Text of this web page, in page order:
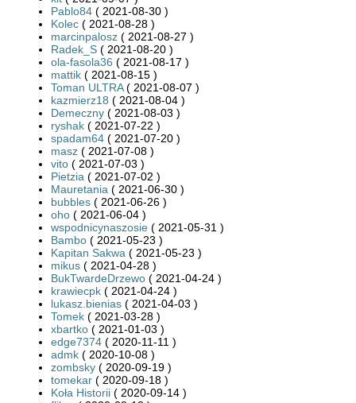
Pablo84 ( 2021-08-30 )
Kolec ( 2021-08-28 )
marcinpalosz ( 2021-08-27 )
Radek_S ( 2021-08-20 )
ola-fasola36 ( 2021-08-17 )
mattik ( 2021-08-15 )
Toman ULTRA( 2021-08-07 )
kazmierz18 ( 2021-08-04 )
Demeczny ( 2021-08-03 )
ryshak ( 2021-07-22 )
spadam64 ( 2021-07-20 )
masz ( 2021-07-08 )
vito ( 2021-07-03 )
Pietzia ( 2021-07-02 )
Mauretania ( 2021-06-30 )
bubbles ( 2021-06-26 )
oho ( 2021-06-04 )
wspodnicynaszosie ( 2021-05-31 )
Bambo ( 2021-05-23 )
Kapitan Sakwa ( 2021-05-23 )
mikus ( 2021-04-28 )
BukTwardeDrzewo ( 2021-04-24 )
krawiecpk ( 2021-04-24 )
lukasz.bienias ( 2021-04-03 )
Tomek ( 2021-03-28 )
xbartko ( 2021-01-03 )
edge7374 ( 2020-11-11 )
admk ( 2020-10-08 )
zombsky ( 2020-09-19 )
tomekar ( 2020-09-18 )
Koła Historii ( 2020-09-14 )